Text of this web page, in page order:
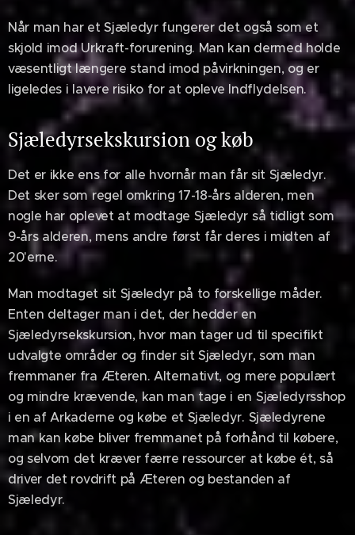
Når man har et Sjæledyr fungerer det også som et
skjold imod Urkraft-forurening. Man kan dermed holde
væsentligt længere stand imod påvirkningen, og er
ligeledes i lavere risiko for at opleve Indflydelsen.
Sjæledyrsekskursion og køb
Det er ikke ens for alle hvornår man får sit Sjæledyr.
Det sker som regel omkring 17-18-års alderen, men
nogle har oplevet at modtage Sjæledyr så tidligt som
9-års alderen, mens andre først får deres i midten af
20'erne.
Man modtaget sit Sjæledyr på to forskellige måder.
Enten deltager man i det, der hedder en
Sjæledyrsekskursion, hvor man tager ud til specifikt
udvalgte områder og finder sit Sjæledyr, som man
fremmaner fra Æteren. Alternativt, og mere populært
og mindre krævende, kan man tage i en Sjæledyrsshop
i en af Arkaderne og købe et Sjæledyr. Sjæledyrene
man kan købe bliver fremmanet på forhånd til købere,
og selvom det kræver færre ressourcer at købe ét, så
driver det rovdrift på Æteren og bestanden af
Sjæledyr.